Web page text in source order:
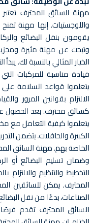
مهنة السائق المحترف
واللوجستيات. إنها مهنة
يقومون بنقل البضائع
وتبحث عن مهنة مثيرة
الخيار المثالي بالنسبة لك.
قيادة مناسبة للمركبات
يتعلموا قواعد السلامة
الالتزام بقوانين المرور
كسائق محترف. بعد الحصول
يتعلموا كيفية التعامل مع
الكبيرة والحافلات. يتضمن
الخاصة بهم. مهنة السائق
وضمان تسليم البضائع أو
التخطيط والتنظيم
المحترف. يمكن للسائقين
الصناعات، بدءًا من نقل
السائق المحترف تقدم